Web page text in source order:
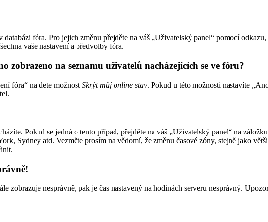
databázi fóra. Pro jejich změnu přejděte na váš „Uživatelský panel“ pomocí
vaše nastavení a předvolby fóra.
na seznamu uživatelů nacházejících se ve fóru?
fóra“ najdete možnost Skrýt můj online stav. Pokud u této možnosti nastavíte
Pokud se jedná o tento případ, přejděte na váš „Uživatelský panel“ na
Sydney atd. Vezměte prosím na vědomí, že změnu časové zóny, stejně jako
zobrazuje nesprávně, pak je čas nastavený na hodinách serveru nesprávný.